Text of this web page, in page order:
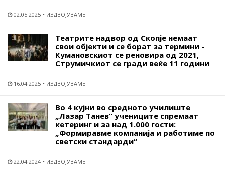
02.05.2025 ИЗДВОЈУВАМЕ
Театрите надвор од Скопје немаат
свои објекти и се борат за термини -
Кумановскиот се реновира од 2021,
Струмичкиот се гради веќе 11 години
16.04.2025 ИЗДВОЈУВАМЕ
Во 4 кујни во средното училиште
„Лазар Танев“ учениците спремаат
кетеринг и за над 1.000 гости:
„Формиравме компанија и работиме по
светски стандарди“
22.04.2024 ИЗДВОЈУВАМЕ